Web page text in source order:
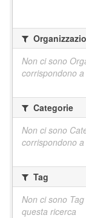
Non ci sono
corrispondono
Categorie
Non ci sono
corrispondono
Tag
Non ci sono
questa ricerca